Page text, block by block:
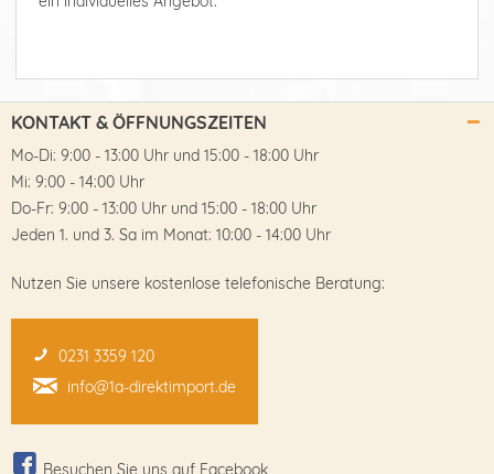
KONTAKT & ÖFFNUNGSZEITEN
Mo-Di: 9:00 - 13:00 Uhr und 15:00 - 18:00 Uhr
Mi: 9:00 - 14:00 Uhr
Do-Fr: 9:00 - 13:00 Uhr und 15:00 - 18:00 Uhr
Jeden 1. und 3. Sa im Monat: 10:00 - 14:00 Uhr
Nutzen Sie unsere kostenlose telefonische Beratung:
0231 3359 120
info@1a-direktimport.de
Besuchen Sie uns auf Facebook